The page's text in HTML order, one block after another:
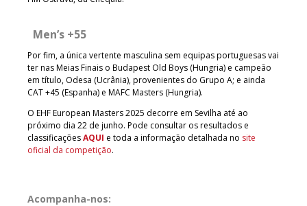
Men’s +55
Por fim, a única vertente masculina sem equipas portuguesas vai
ter nas Meias Finais o Budapest Old Boys (Hungria) e campeão
em título, Odesa (Ucrânia), provenientes do Grupo A; e ainda
CAT +45 (Espanha) e MAFC Masters (Hungria).
O EHF European Masters 2025 decorre em Sevilha até ao
próximo dia 22 de junho. Pode consultar os resultados e
classificaçõesAQUI e toda a informação detalhada no site
oficial da competição.
Acompanha-nos: